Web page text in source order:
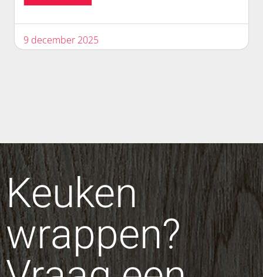
9 december 2025
Keuken
wrappen?